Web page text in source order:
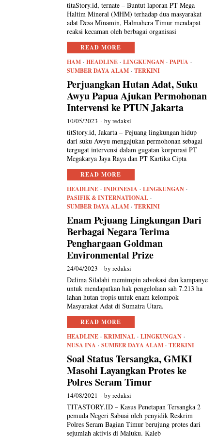
titaStory.id, ternate – Buntut laporan PT Mega
Haltim Mineral (MHM) terhadap dua masyarakat
adat Desa Minamin, Halmahera Timur mendapat
reaksi kecaman oleh berbagai organisasi
READ MORE
HAM · HEADLINE · LINGKUNGAN · PAPUA ·
SUMBER DAYA ALAM · TERKINI
Perjuangkan Hutan Adat, Suku
Awyu Papua Ajukan Permohonan
Intervensi ke PTUN Jakarta
10/05/2023 byredaksi
titStory.id, Jakarta – Pejuang lingkungan hidup
dari suku Awyu mengajukan permohonan sebagai
tergugat intervensi dalam gugatan korporasi PT
Megakarya Jaya Raya dan PT Kartika Cipta
READ MORE
HEADLINE · INDONESIA · LINGKUNGAN ·
PASIFIK & INTERNATIONAL ·
SUMBER DAYA ALAM · TERKINI
Enam Pejuang Lingkungan Dari
Berbagai Negara Terima
Penghargaan Goldman
Environmental Prize
24/04/2023 byredaksi
Delima Silalahi memimpin advokasi dan kampanye
untuk mendapatkan hak pengelolaan sah 7.213 ha
lahan hutan tropis untuk enam kelompok
Masyarakat Adat di Sumatra Utara.
READ MORE
HEADLINE · KRIMINAL · LINGKUNGAN ·
NUSA INA · SUMBER DAYA ALAM · TERKINI
Soal Status Tersangka, GMKI
Masohi Layangkan Protes ke
Polres Seram Timur
14/08/2021 byredaksi
TITASTORY.ID – Kasus Penetapan Tersangka 2
pemuda Negeri Sabuai oleh penyidik Reskrim
Polres Seram Bagian Timur berujung protes dari
sejumlah aktivis di Maluku. Kaleb